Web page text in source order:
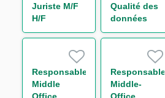
Juriste M/F
H/F
Qualité des
données
risque Tiers
Responsable
Middle
Responsable
Middle-